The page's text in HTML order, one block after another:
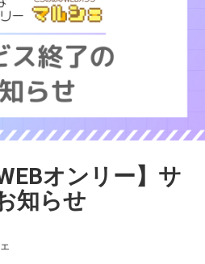
オンリー】サ
知らせ